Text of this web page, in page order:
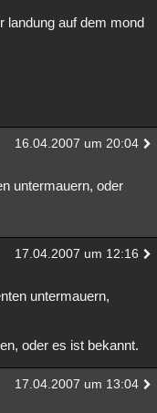
landung auf dem mond
16.04.2007 um 20:04
untermauern, oder
17.04.2007 um 12:16
untermauern,
oder es ist bekannt.
17.04.2007 um 13:04